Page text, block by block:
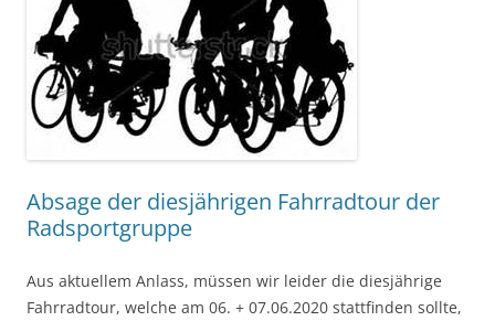
Absage der diesjährigen Fahrradtour der
Radsportgruppe
Aus aktuellem Anlass, müssen wir leider die diesjährige
Fahrradtour, welche am 06. + 07.06.2020 stattfinden sollte,